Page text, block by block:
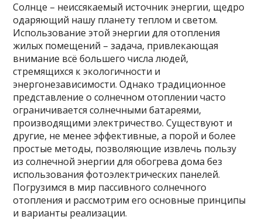
Солнце – неиссякаемый источник энергии, щедро
одаряющий нашу планету теплом и светом.
Использование этой энергии для отопления
жилых помещений – задача, привлекающая
внимание всё большего числа людей,
стремящихся к экологичности и
энергонезависимости. Однако традиционное
представление о солнечном отоплении часто
ограничивается солнечными батареями,
производящими электричество. Существуют и
другие, не менее эффективные, а порой и более
простые методы, позволяющие извлечь пользу
из солнечной энергии для обогрева дома без
использования фотоэлектрических панелей.
Погрузимся в мир пассивного солнечного
отопления и рассмотрим его основные принципы
и варианты реализации.